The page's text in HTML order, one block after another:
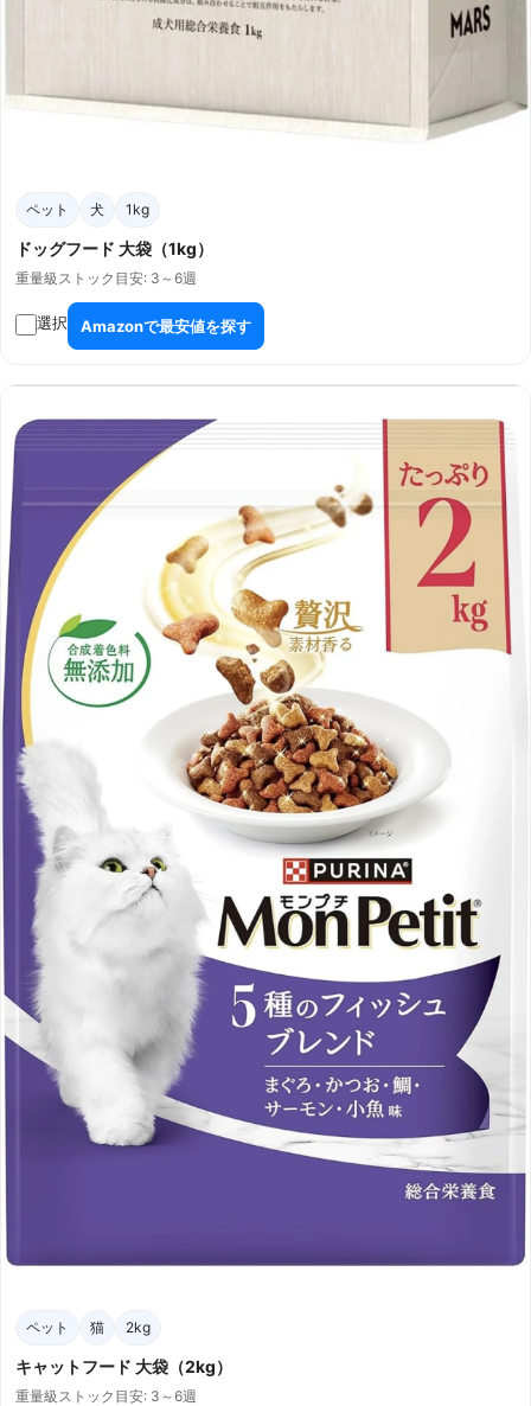
ペット 犬 1kg
ドッグフード 大袋（1kg）
重量級 ストック目安: 3～6週
選択 Amazonで最安値を探す
ペット 猫 2kg
キャットフード 大袋（2kg）
重量級 ストック目安: 3～6週